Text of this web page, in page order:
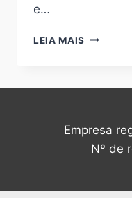
e…
LEIA MAIS
Empresa
Nº de